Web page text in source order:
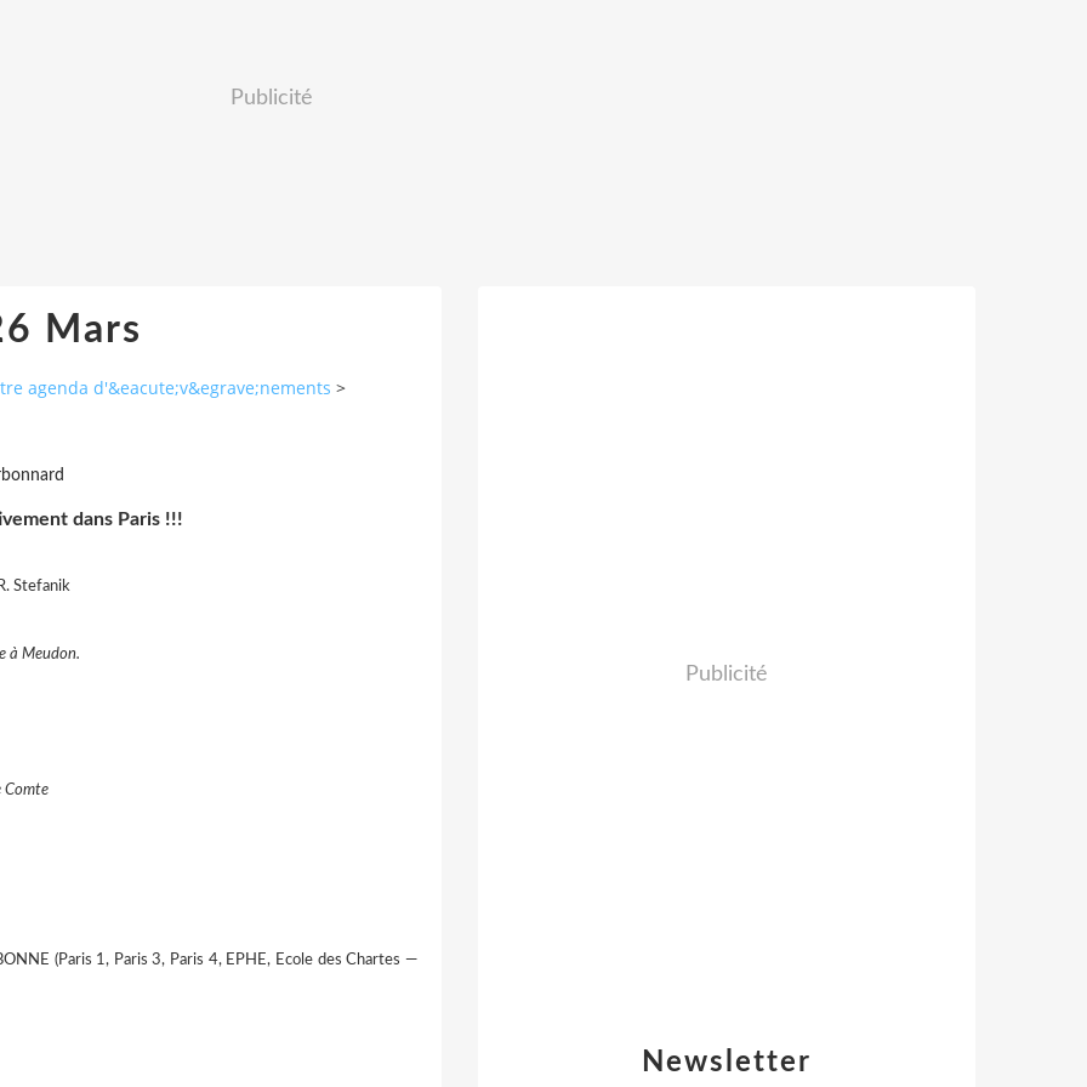
Publicité
Mars
agenda d'&eacute;v&egrave;nements >
dans Paris !!!
Stefanik
à Meudon.
Comte
(Paris 1, Paris 3, Paris 4, EPHE, Ecole des Chartes —
Newsletter
Publicité